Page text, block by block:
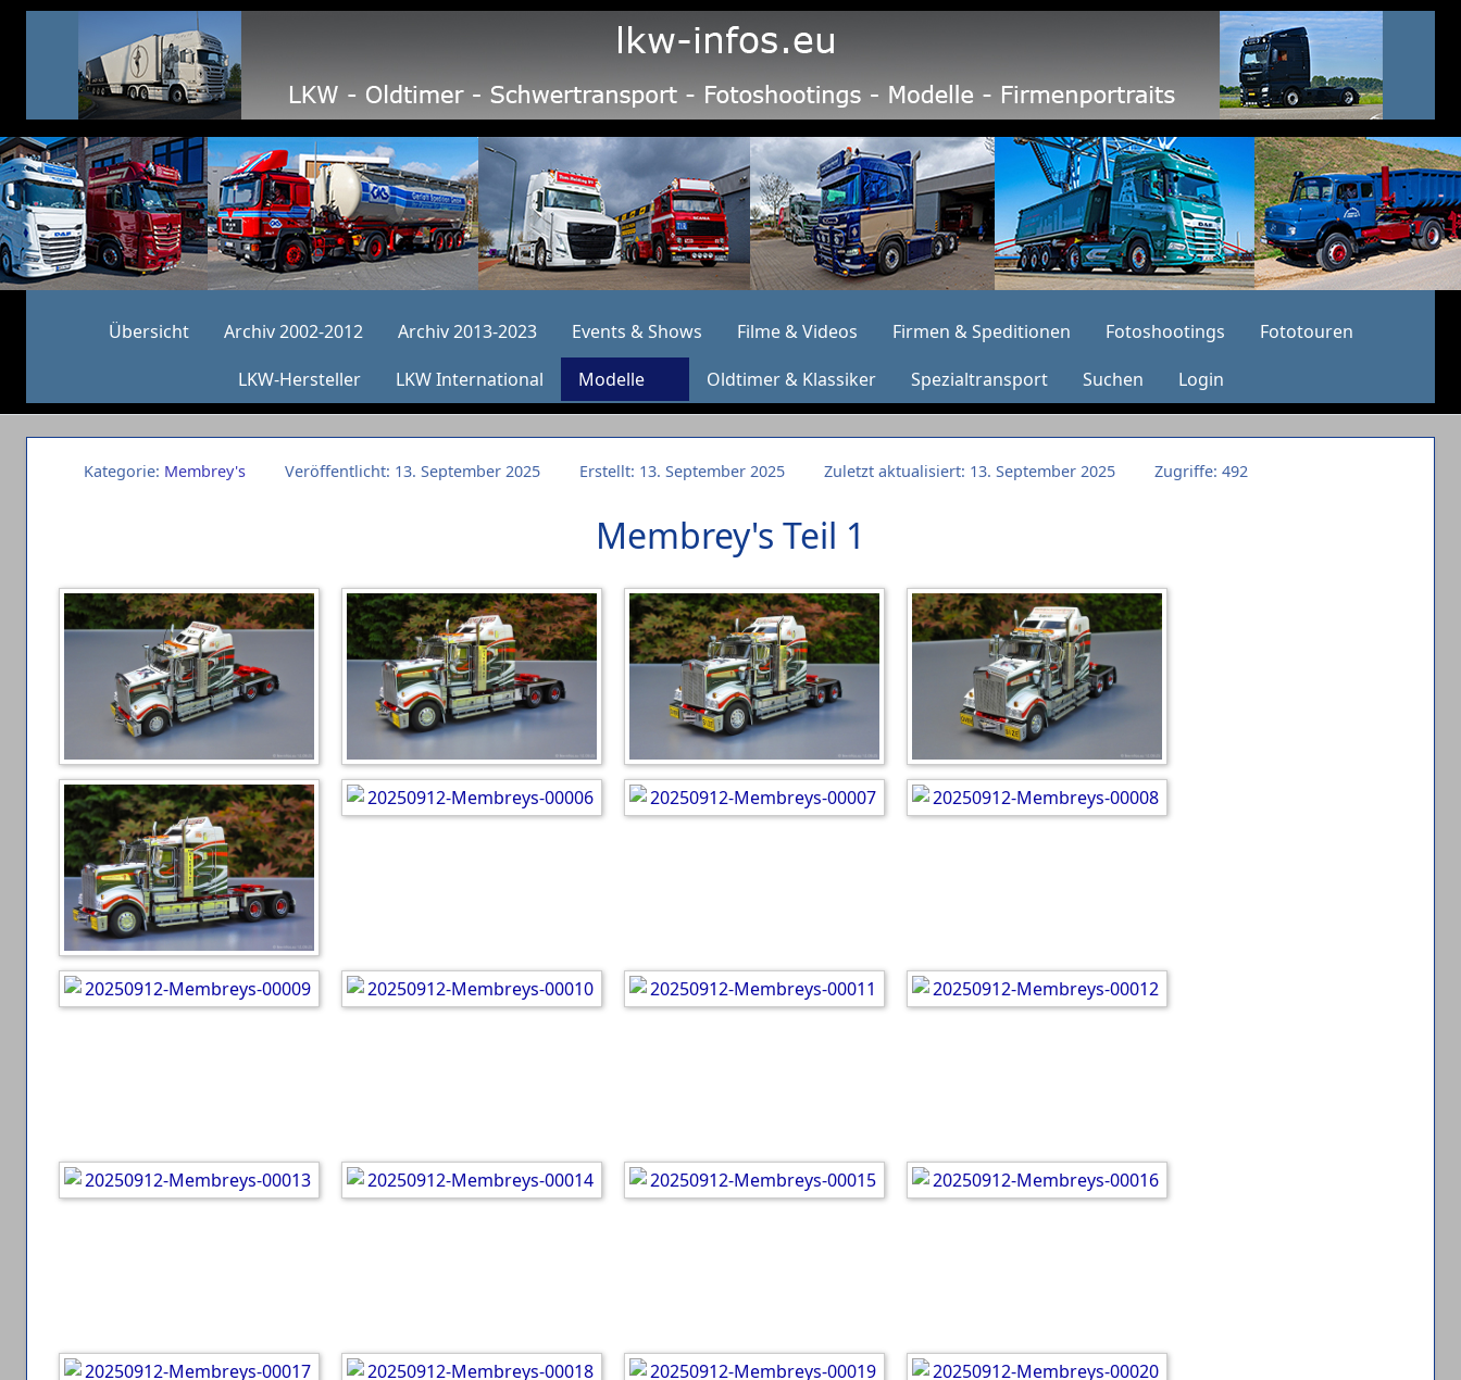
Übersicht Archiv 2002-2012 Archiv 2013-2023 Events & Shows Filme & Videos Firmen & Speditionen Fotoshootings
Fototouren
LKW-Hersteller
LKW International Modelle Oldtimer & Klassiker Spezialtransport Suchen Login
Kategorie: Membrey's Veröffentlicht: 13. September 2025 Erstellt: 13. September 2025 Zuletzt aktualisiert: 13. September 2025 Zugriffe: 492
Membrey's Teil 1